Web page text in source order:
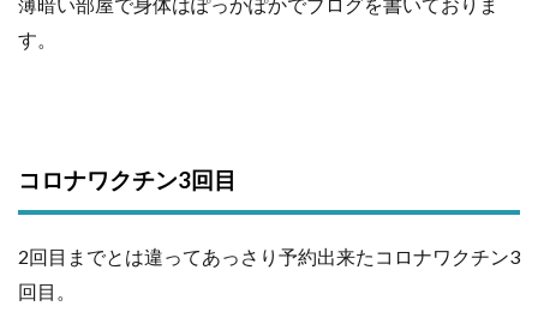
す。
コロナワクチン3回目
2回目までとは違ってあっさり予約出来たコロナワクチン3
回目。